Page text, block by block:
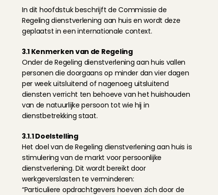
In dit hoofdstuk beschrijft de Commissie de
Regeling dienstverlening aan huis en wordt deze
geplaatst in een internationale context.
3.1 Kenmerken van de Regeling
Onder de Regeling dienstverlening aan huis vallen
personen die doorgaans op minder dan vier dagen
per week uitsluitend of nagenoeg uitsluitend
diensten verricht ten behoeve van het huishouden
van de natuurlijke persoon tot wie hij in
dienstbetrekking staat.
3.1.1 Doelstelling
Het doel van de Regeling dienstverlening aan huis is
stimulering van de markt voor persoonlijke
dienstverlening. Dit wordt bereikt door
werkgeverslasten te verminderen:
“Particuliere opdrachtgevers hoeven zich door de